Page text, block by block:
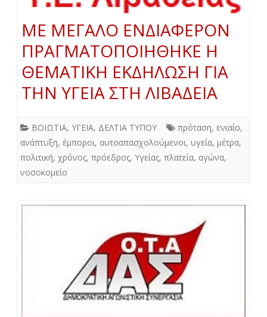
ΜΕ ΜΕΓΑΛΟ ΕΝΔΙΑΦΕΡΟΝ
ΠΡΑΓΜΑΤΟΠΟΙΗΘΗΚΕ Η
ΘΕΜΑΤΙΚΗ ΕΚΔΗΛΩΣΗ ΓΙΑ
ΤΗΝ ΥΓΕΙΑ ΣΤΗ ΛΙΒΑΔΕΙΑ
ΒΟΙΩΤΙΑ, ΥΓΕΙΑ, ΔΕΛΤΙΑ ΤΥΠΟΥ πρόταση, ενιαίο,
ανάπτυξη, έμποροι, αυτοαπασχολούμενοι, υγεία, μέτρα,
πολιτική, χρόνος, πρόεδρος, Υγείας, πλατεία, αγώνα,
νοσοκομείο